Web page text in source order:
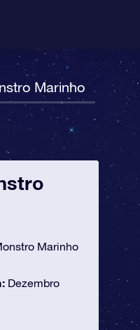
Marinho
Marinho
Dezembro